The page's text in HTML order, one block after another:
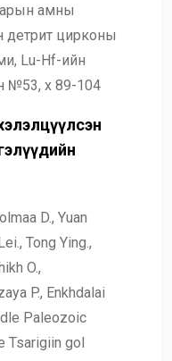
амны
детрит цирконы
Lu-Hf-ийн
№53, х 89-104
D., Yuan
Tong Ying.,
O.,
P., Enkhdalai
Paleozoic
Tsarigiin gol